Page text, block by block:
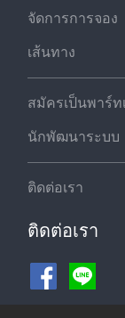
จัดการการจอง
เส้นทาง
สมัครเป็นพาร์ท
นักพัฒนาระบบ
ติดต่อเรา
ติดต่อเรา